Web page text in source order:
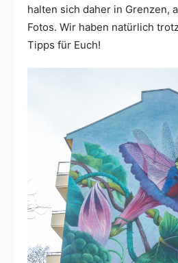
halten sich daher in Grenzen,
Fotos. Wir haben natürlich
Tipps für Euch!